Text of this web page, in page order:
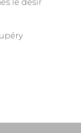
le désir